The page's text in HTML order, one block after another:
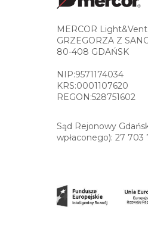
MERCOR Light&Vent
GRZEGORZA Z
80-408 GDAŃSK
NIP:9571174034
KRS:0001107620
REGON:528751602
Sąd Rejonowy
wpłaconego): 27 703